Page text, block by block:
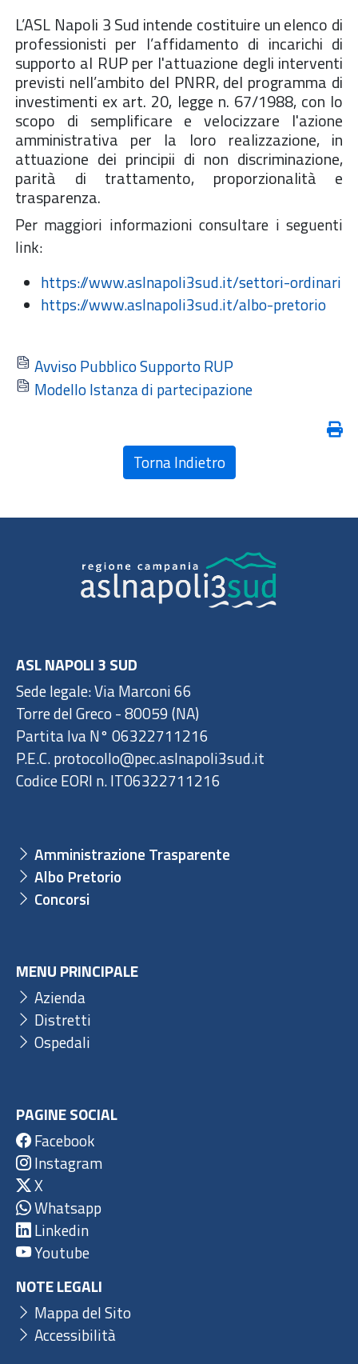
L’ASL Napoli 3 Sud intende costituire un elenco di
professionisti per l’affidamento di incarichi di
supporto al RUP per l'attuazione degli interventi
previsti nell’ambito del PNRR, del programma di
investimenti ex art. 20, legge n. 67/1988, con lo
scopo di semplificare e velocizzare l'azione
amministrativa per la loro realizzazione, in
attuazione dei principii di non discriminazione,
parità di trattamento, proporzionalità e
trasparenza.
Per maggiori informazioni consultare i seguenti
link:
https://www.aslnapoli3sud.it/settori-ordinari
https://www.aslnapoli3sud.it/albo-pretorio
Avviso Pubblico Supporto RUP
Modello Istanza di partecipazione
Torna Indietro
ASL NAPOLI 3 SUD
Sede legale: Via Marconi 66
Torre del Greco - 80059 (NA)
Partita Iva N° 06322711216
P.E.C. protocollo@pec.aslnapoli3sud.it
Codice EORI n. IT06322711216
Amministrazione Trasparente
Albo Pretorio
Concorsi
MENU PRINCIPALE
Azienda
Distretti
Ospedali
PAGINE SOCIAL
Facebook
Instagram
X
Whatsapp
Linkedin
Youtube
NOTE LEGALI
Mappa del Sito
Accessibilità